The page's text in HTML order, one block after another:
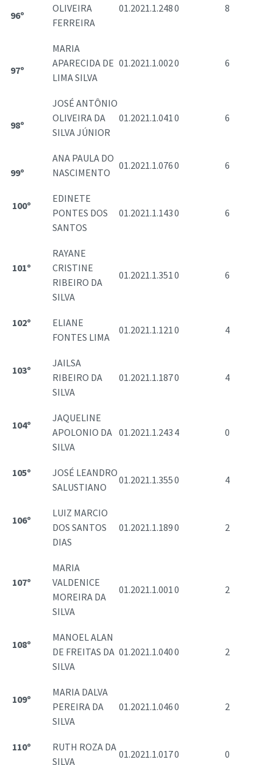
96º
OLIVEIRA
FERREIRA
01.2021.1.2480 8
97º
MARIA
APARECIDA DE
LIMA SILVA
01.2021.1.0020 6
98º
JOSÉ ANTÔNIO
OLIVEIRA DA
SILVA JÚNIOR
01.2021.1.0410 6
99º
ANA PAULA DO
NASCIMENTO
01.2021.1.0760 6
100º
EDINETE
PONTES DOS
SANTOS
01.2021.1.1430 6
101º
RAYANE
CRISTINE
RIBEIRO DA
SILVA
01.2021.1.3510 6
102º
ELIANE
FONTES LIMA
01.2021.1.1210 4
103º
JAILSA
RIBEIRO DA
SILVA
01.2021.1.1870 4
104º
JAQUELINE
APOLONIO DA
SILVA
01.2021.1.243 4 0
105º JOSÉ LEANDRO
SALUSTIANO
01.2021.1.3550 4
106º
LUIZ MARCIO
DOS SANTOS
DIAS
01.2021.1.1890 2
107º
MARIA
VALDENICE
MOREIRA DA
SILVA
01.2021.1.0010 2
108º
MANOEL ALAN
DE FREITAS DA
SILVA
01.2021.1.0400 2
109º
MARIA DALVA
PEREIRA DA
SILVA
01.2021.1.0460 2
110º
RUTH ROZA DA
SILVA
01.2021.1.0170 0